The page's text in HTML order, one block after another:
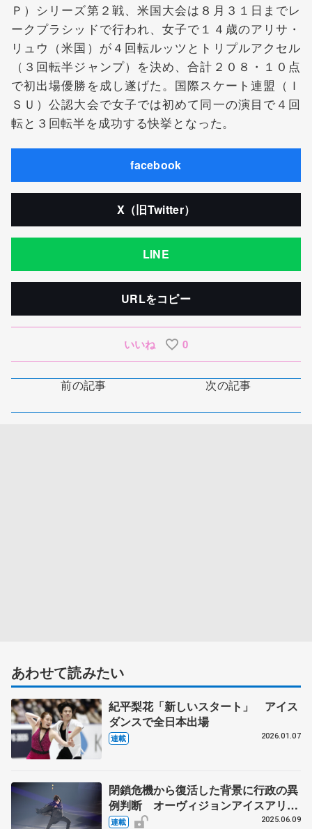
Ｐ）シリーズ第２戦、米国大会は８月３１日までレ
ークプラシッドで行われ、女子で１４歳のアリサ・
リュウ（米国）が４回転ルッツとトリプルアクセル
（３回転半ジャンプ）を決め、合計２０８・１０点
で初出場優勝を成し遂げた。国際スケート連盟（Ｉ
ＳＵ）公認大会で女子では初めて同一の演目で４回
転と３回転半を成功する快挙となった。
facebook
X（旧Twitter）
LINE
URLをコピー
いいね 0
前の記事 次の記事
あわせて読みたい
紀平梨花「新しいスタート」 アイス
ダンスで全日本出場
連載 2026.01.07
閉鎖危機から復活した背景に行政の異
例判断 オーヴィジョンアイスアリー
ナ福岡の舞台裏【第4回】
連載 2025.06.09